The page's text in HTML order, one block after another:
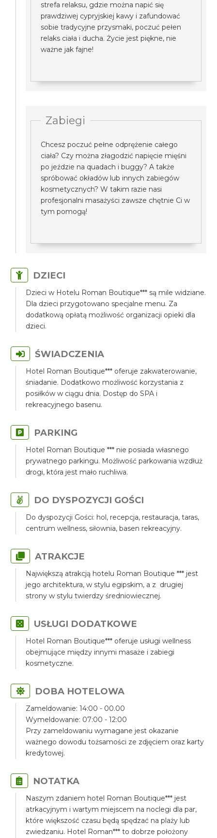
strefa relaksu, gdzie można napić się
prawdziwej cypryjskiej kawy i zafundować
sobie tradycyjne przysmaki, poczuć pełen
relaks ciała i ducha. Życie jest piękne, nie
ważne jak fajne!
Zabiegi
Chcesz poczuć pełne odprężenie całego
ciała? Czy można złagodzić napięcie mięśni
po jeździe na quadach i buggy? A także
spróbować okładów lub innych zabiegów
kosmetycznych? W takim razie nasi
profesjonalni masażyści zawsze chętnie Ci w
tym pomogą!
DZIECI
Dzieci w Hotelu Roman Boutique*** są mile widziane.
Dla dzieci przygotowano specjalne menu. Za
dodatkową opłatą możliwość organizacji opieki dla
dzieci.
ŚWIADCZENIA
Hotel Roman Boutique*** oferuje zakwaterowanie,
śniadanie. Dodatkowo możliwość korzystania z
posiłków w ciągu dnia. Dostęp do SPA i
rekreacyjnego basenu.
PARKING
Hotel Roman Boutique *** nie posiada własnego
prywatnego parkingu. Możliwość parkowania wzdłuż
drogi, która jest mało ruchliwa.
DO DYSPOZYCJI GOŚCI
Do dyspozycji Gości: hol, recepcja, restauracja, taras,
centrum wellness, siłownia, basen rekreacyjny.
ATRAKCJE
Największą atrakcją hotelu Roman Boutique *** jest
jego architektura, w stylu egipskim, a z drugiej
strony w stylu twierdzy średniowiecznej.
USŁUGI DODATKOWE
Hotel Roman Boutique*** oferuje usługi wellness
obejmujące między innymi masaże i zabiegi
kosmetyczne.
DOBA HOTELOWA
Zameldowanie: 14:00 - 00.00
Wymeldowanie: 07:00 - 12:00
Przy zameldowaniu wymagane jest okazanie
ważnego dowodu tożsamości ze zdjęciem oraz karty
kredytowej.
NOTATKA
Naszym zdaniem hotel Roman Boutique*** jest
atrkacyjnym i wartym miejscem na noclegi dla par,
które większość czasu będą spędzać na plaży lub
zwiedzaniu. Hotel Roman*** to dobrze położony